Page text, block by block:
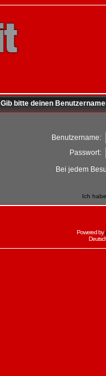
Gib bitte deinen
Benutzername:
Passwort:
Bei jedem
Ich
Powered by